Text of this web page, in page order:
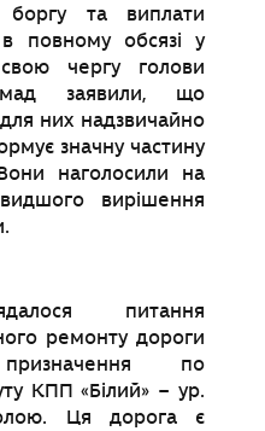
боргу та виплати
повному обсязі у
чергу голови
заявили, що
них надзвичайно
значну частину
наголосили на
вирішення
питання
ремонту дороги
по
КПП «Білий» – ур.
Ця дорога є